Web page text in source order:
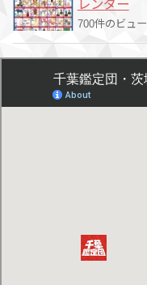
レンダー
700件のビュー